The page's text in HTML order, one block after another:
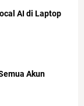
AI di Laptop
Akun